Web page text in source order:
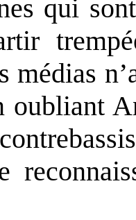
qui
médias
oubliant